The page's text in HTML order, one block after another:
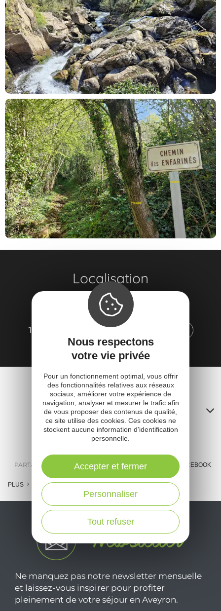
Localisation
TRAIL D'AQUI - VILLECOMTAL
Parking du pont, face au rond-point
12580 Villecomtal
Obtenir l'itinéraire
Contacts
PARTAGER : E-MAIL MESSENGER FACEBOOK
PLUS
Ne manquez pas notre newsletter mensuelle
et laissez-vous inspirer pour profiter
pleinement de votre séjour en Aveyron.
Nous respectons
votre vie privée
Pour un fonctionnement optimal, vous offrir
des fonctionnalités relatives aux réseaux
sociaux, améliorer votre expérience de
navigation, analyser et mesurer le trafic afin
de vous proposer des contenus de qualité,
ce site utilise des cookies. Ces cookies ne
stockent aucune information d'identification
personnelle.
Tout refuser
Personnaliser
Accepter et fermer